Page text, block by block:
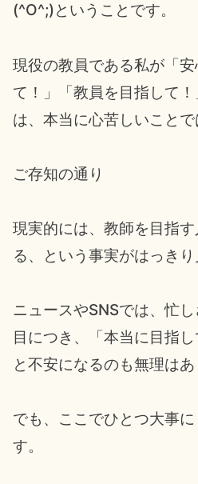
(^O^;)ということです。
現役の教員である私が「
て！」「教員を目指して
は、本当に心苦しいこと
ご存知の通り
現実的には、教師を目指
る、という事実がはっきり
ニュースやSNSでは、忙
目につき、「本当に目指し
と不安になるのも無理はあ
でも、ここでひとつ大事
す。